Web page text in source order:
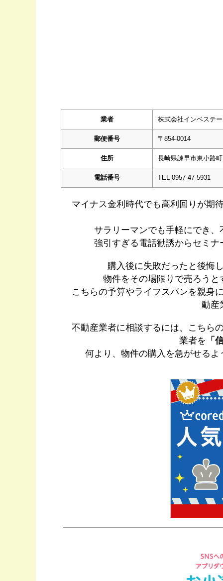
業者 株式会社インベステ
郵便番号 〒854-0014
住所 長崎県諫早市東小路
電話番号 TEL 0957-47-5931
マイナス金利時代でも高利回りが期
サラリーマンでも手軽にでき
強引すぎる電話勧誘からセミ
購入後に失敗だったと後悔
物件をその場限りで売ろうと
こちらの予算やライフスパンを親身
動産
不動産業者に相談するには、こちら
業者を 「
何より、物件の購入を急がせる